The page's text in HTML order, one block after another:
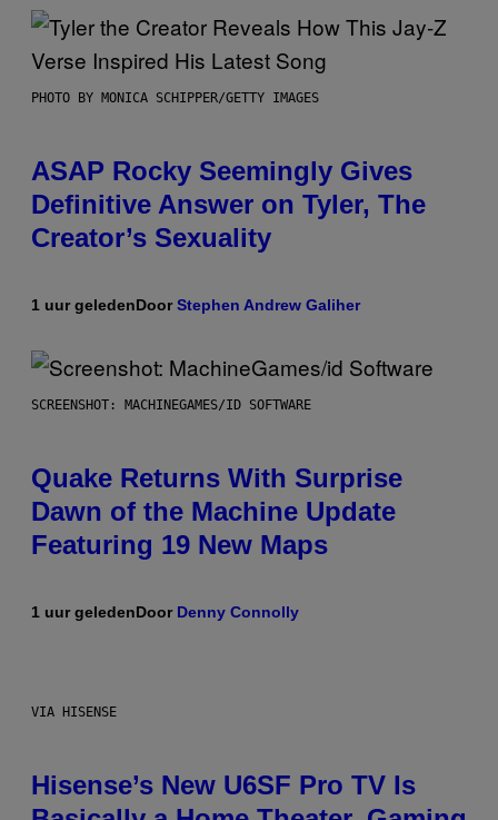
PHOTO BY MONICA SCHIPPER/GETTY IMAGES
ASAP Rocky Seemingly Gives
Definitive Answer on Tyler, The
Creator’s Sexuality
1 uur geledenDoorStephen Andrew Galiher
SCREENSHOT: MACHINEGAMES/ID SOFTWARE
Quake Returns With Surprise
Dawn of the Machine Update
Featuring 19 New Maps
1 uur geledenDoor Denny Connolly
VIA HISENSE
Hisense’s New U6SF Pro TV Is